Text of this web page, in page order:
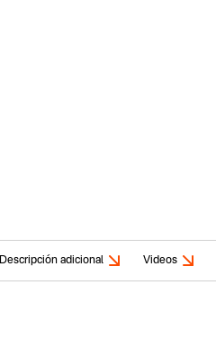
Descripción adicional Videos